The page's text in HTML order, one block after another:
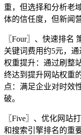
重，但选择和分析老
体的信任度，但新闻
〖Four〗、快速排名
关键词费用约5元，
权重提升：通过刷整
终达到提升网站权重
点：满足企业对时效
破。
〖Five〗、优化网站
和搜索引擎排名的重